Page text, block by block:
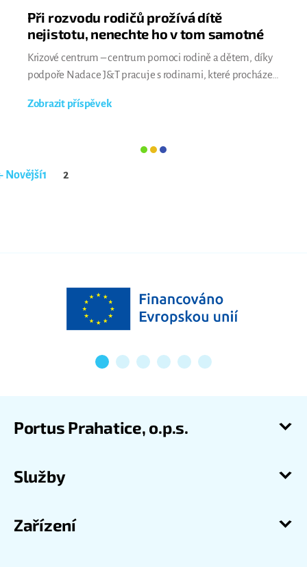
Při rozvodu rodičů prožívá dítě
nejistotu, nenechte ho v tom samotné
Krizové centrum – centrum pomoci rodině a dětem, díky
podpoře Nadace J&T pracuje s rodinami, které procházejí
Zobrazit příspěvek
Stránkování
příspěvků
Novější1 2
Portus Prahatice, o.p.s.
Služby
Zařízení